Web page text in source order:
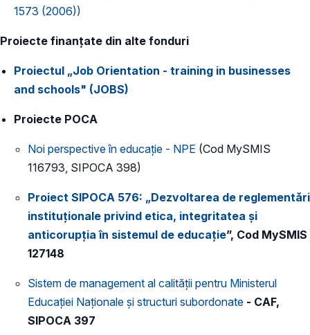
1573 (2006))
Proiecte finanţate din alte fonduri
Proiectul „Job Orientation - training in businesses
and schools" (JOBS)
Proiecte POCA
Noi perspective în educație - NPE (Cod MySMIS
116793, SIPOCA 398)
Proiect SIPOCA 576: „Dezvoltarea de reglementări
instituționale privind etica, integritatea și
anticorupția în sistemul de educație”, Cod MySMIS
127148
Sistem de management al calității pentru Ministerul
Educației Naționale și structuri subordonate - CAF,
SIPOCA 397